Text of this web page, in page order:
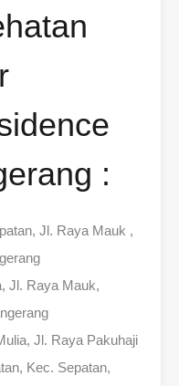
:
Jl. Raya Mauk ,
Jl. Raya Mauk,
Jl. Raya Pakuhaji
Kec. Sepatan,